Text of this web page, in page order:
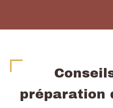
préparation